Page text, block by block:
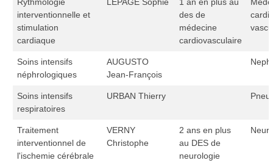
Rythmologie
interventionnelle et
stimulation
cardiaque
LEPAGE Sophie
1 an en plus au
des de
médecine
cardiovasculaire
Soins intensifs
néphrologiques
AUGUSTO
Jean-François
Soins intensifs
respiratoires
URBAN Thierry
Traitement
interventionnel de
l'ischemie cérébrale
VERNY
Christophe
2 ans en plus
au DES de
neurologie